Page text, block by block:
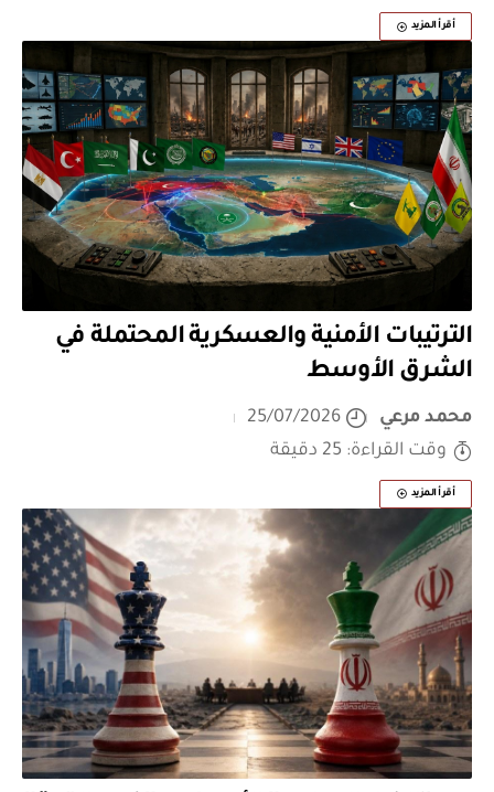
أقرأ المزيد
الترتيبات الأمنية والعسكرية المحتملة في
الشرق الأوسط
محمد مرعي
25/07/2026
وقت القراءة: 25 دقيقة
أقرأ المزيد